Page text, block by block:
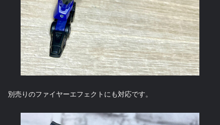
別売りのファイヤーエフェクトにも対応です。